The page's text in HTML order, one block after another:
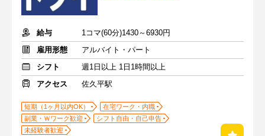
給与
1コマ(60分)1430～6930円
雇用形態
アルバイト・パート
シフト
週1日以上 1日1時間以上
アクセス
佐久平駅
短期（1ヶ月以内OK）
在宅ワーク・内職
副業・Ｗワーク歓迎
シフト自由・自己申告
未経験者歓迎